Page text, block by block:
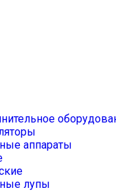
аппараты
лупы